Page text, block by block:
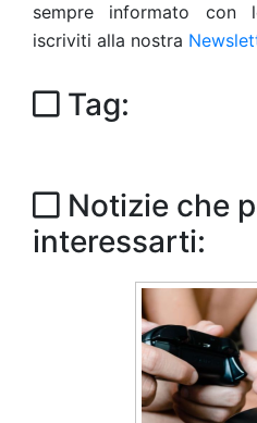
sempre informato
iscriviti alla nostra
Tag:
Notizie che
interessarti: